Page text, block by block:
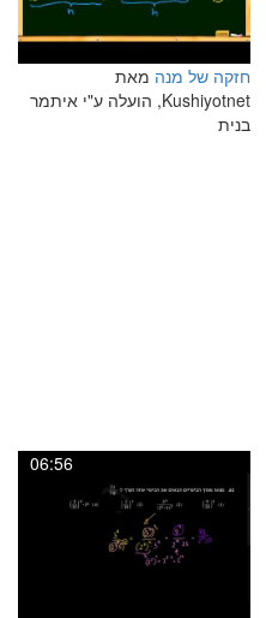
חזקה של מנה מאת
Kushiyotnet, הועלה ע"י איתמר
בנית
06:56